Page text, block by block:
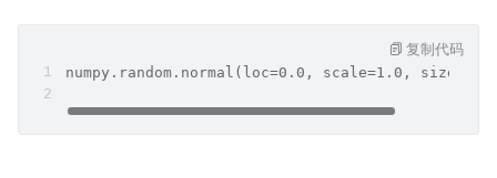
numpy.random.normal(loc=0.0, scale=1.0,
复制代码